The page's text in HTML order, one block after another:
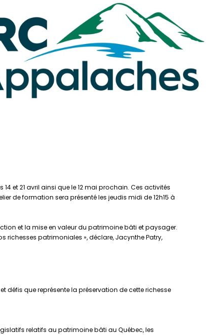
et 21 avril ainsi que le 12 mai prochain. Ces activités
de formation sera présenté les jeudis midi de 12h15 à
et la mise en valeur du patrimoine bâti et paysager.
richesses patrimoniales », déclare, Jacynthe Patry,
défis que représente la préservation de cette richesse
relatifs au patrimoine bâti au Québec, les